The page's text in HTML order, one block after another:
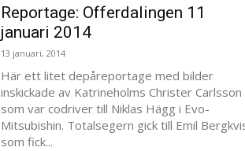
Reportage: Offerdalingen 11
januari 2014
13 januari, 2014
Här ett litet depåreportage med bilder
inskickade av Katrineholms Christer Carlsson
som var codriver till Niklas Hägg i Evo-
Mitsubishin. Totalsegern gick till Emil
som fick...